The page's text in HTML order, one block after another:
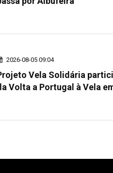
2026-08-05 09:04
Vela Solidária
Volta a Portugal à Vela